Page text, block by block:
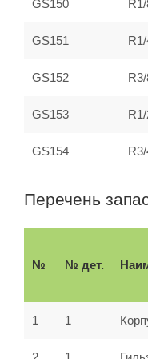
GS150
GS151
GS152
GS153
GS154
Перечень
№ № дет.
1 1